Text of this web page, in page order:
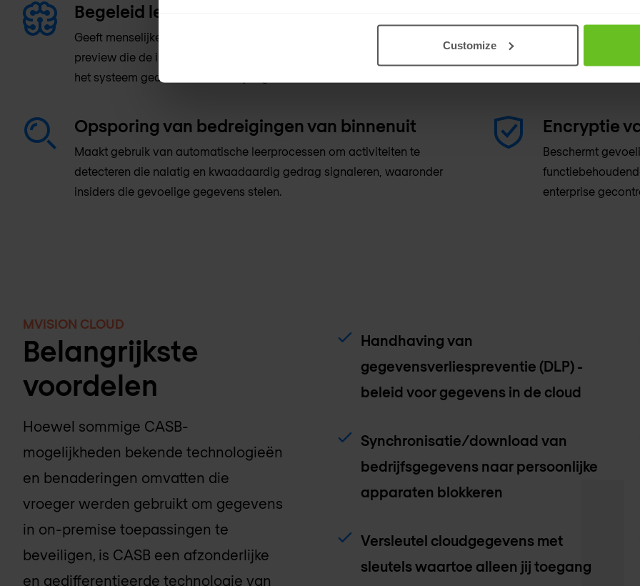
Customize
Begeleid leren
Geeft menselijke input aan machine learning-modellen met real-time
preview die de impact toont van een gevoeligheidsverandering op door
het systeem gedetecteerde afwijkingen.
Bewaking
Legt een
Opsporing van bedreigingen van binnenuit
Maakt gebruik van automatische leerprocessen om activiteiten te
detecteren die nalatig en kwaadaardig gedrag signaleren, waaronder
insiders die gevoelige gegevens stelen.
Encryptie
Beschermt
enterprise
MVISION CLOUD
Belangrijkste
voordelen
Hoewel sommige CASB-
mogelijkheden bekende technologieën
en benaderingen omvatten die
vroeger werden gebruikt om gegevens
in on-premise toepassingen te
beveiligen, is CASB een afzonderlijke
en gedifferentieerde technologie van
Handhaving van
gegevensverliespreventie (DLP) -
beleid voor gegevens in de cloud
Synchronisatie/download van
bedrijfsgegevens naar persoonlijke
apparaten blokkeren
Versleutel cloudgegevens met
sleutels waartoe alleen jij toegang